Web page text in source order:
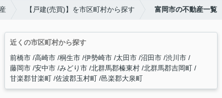
【戸建(売買)】を市区町村から探す 富岡市の不動産一覧
近くの市区町村から探す
前橋市 高崎市 桐生市 伊勢崎市 太田市 沼田市 渋川市
藤岡市 安中市 みどり市 北群馬郡榛東村 北群馬郡吉岡町
甘楽郡甘楽町 佐波郡玉村町 邑楽郡大泉町